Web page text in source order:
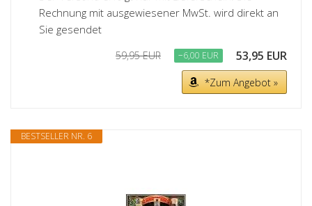
Rechnung mit ausgewiesener MwSt. wird direkt an
Sie gesendet
59,95 EUR −6,00 EUR 53,95 EUR
*Zum Angebot »
BESTSELLER NR. 6